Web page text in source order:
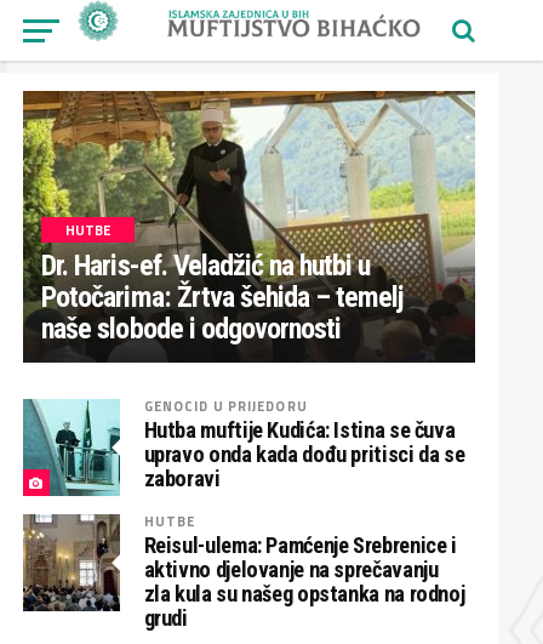
HUTBE
Dr. Haris-ef. Veladžić na hutbi u
Potočarima: Žrtva šehida – temelj
naše slobode i odgovornosti
GENOCID U PRIJEDORU
Hutba muftije Kudića: Istina se čuva
upravo onda kada dođu pritisci da se
zaboravi
HUTBE
Reisul-ulema: Pamćenje Srebrenice i
aktivno djelovanje na sprečavanju
zla kula su našeg opstanka na rodnoj
grudi